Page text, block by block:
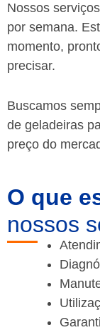
Nossos
por semana.
momento,
precisar.
Buscamos
de geladeiras
preço do
O que
nossos